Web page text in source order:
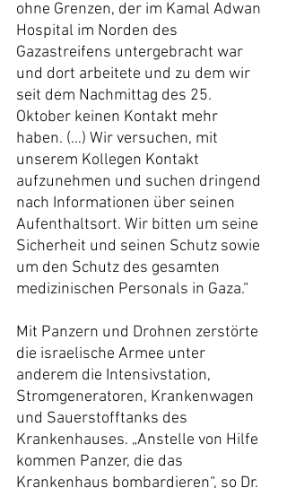
ohne Grenzen, der im Kamal Adwan
Hospital im Norden des
Gazastreifens untergebracht war
und dort arbeitete und zu dem wir
seit dem Nachmittag des 25.
Oktober keinen Kontakt mehr
haben. (…) Wir versuchen, mit
unserem Kollegen Kontakt
aufzunehmen und suchen dringend
nach Informationen über seinen
Aufenthaltsort. Wir bitten um seine
Sicherheit und seinen Schutz sowie
um den Schutz des gesamten
medizinischen Personals in Gaza.“
Mit Panzern und Drohnen zerstörte
die israelische Armee unter
anderem die Intensivstation,
Stromgeneratoren, Krankenwagen
und Sauerstofftanks des
Krankenhauses. „Anstelle von Hilfe
kommen Panzer, die das
Krankenhaus bombardieren“, so Dr.